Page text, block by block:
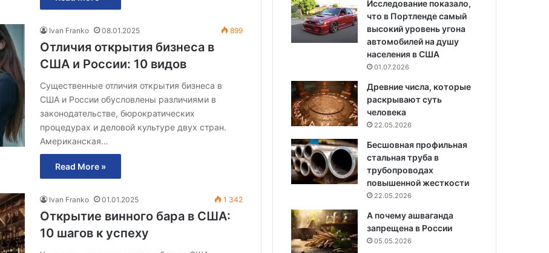
Ivan Franko 08.01.2025 899
Отличия открытия бизнеса в
США и России: 10 видов
Существенные отличия открытия бизнеса в
США и России обусловлены различиями в
законодательстве, бюрократических
процедурах и деловой культуре двух стран.
Американская…
Read More »
Ivan Franko 01.01.2025 1 342
Открытие винного бара в США:
10 шагов к успеху
Исследование показало,
что в Портленде самый
высокий уровень угона
автомобилей на душу
населения в США
01.07.2026
Древние числа, которые
раскрывают суть
человека
22.05.2026
Бесшовная профильная
стальная труба в
трубопроводах
повышенной жесткости
22.05.2026
А почему ашваганда
запрещена в России
05.05.2026